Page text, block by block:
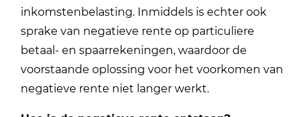
inkomstenbelasting. Inmiddels is echter ook
sprake van negatieve rente op particuliere
betaal- en spaarrekeningen, waardoor de
voorstaande oplossing voor het voorkomen van
negatieve rente niet langer werkt.